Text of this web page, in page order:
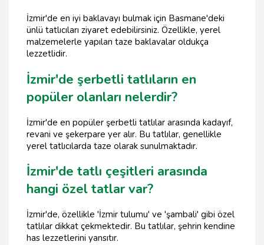
İzmir'de en iyi baklavayı bulmak için Basmane'deki
ünlü tatlıcıları ziyaret edebilirsiniz. Özellikle, yerel
malzemelerle yapılan taze baklavalar oldukça
lezzetlidir.
İzmir'de şerbetli tatlıların en
popüler olanları nelerdir?
İzmir'de en popüler şerbetli tatlılar arasında kadayıf,
revani ve şekerpare yer alır. Bu tatlılar, genellikle
yerel tatlıcılarda taze olarak sunulmaktadır.
İzmir'de tatlı çeşitleri arasında
hangi özel tatlar var?
İzmir'de, özellikle 'İzmir tulumu' ve 'şambali' gibi özel
tatlılar dikkat çekmektedir. Bu tatlılar, şehrin kendine
has lezzetlerini yansıtır.